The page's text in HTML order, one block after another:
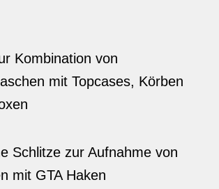
Kombination von
mit Topcases, Körben
Schlitze zur Aufnahme von
mit GTA Haken